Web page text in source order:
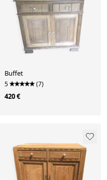
Buffet
5 (7)
420 €